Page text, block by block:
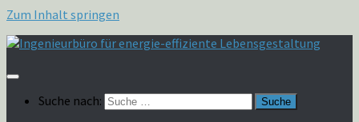
Zum Inhalt springen
Suche nach: